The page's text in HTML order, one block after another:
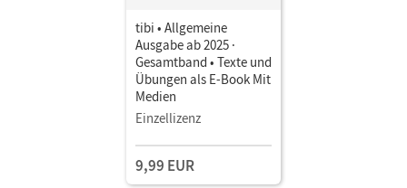
tibi • Allgemeine
Ausgabe ab 2025 ·
Gesamtband • Texte und
Übungen als E-Book Mit
Medien
Einzellizenz
9,99 EUR